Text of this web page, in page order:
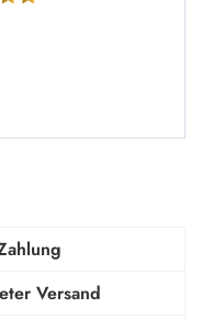
Versand